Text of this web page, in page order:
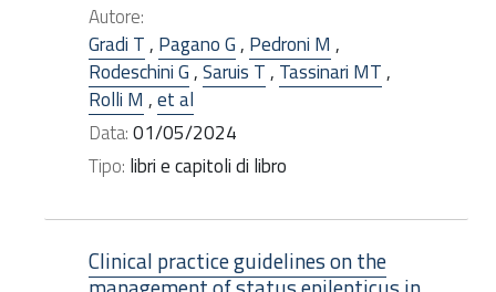
Autore:
Gradi T, Pagano G, Pedroni M ,
Rodeschini G,Saruis T, Tassinari MT,
Rolli M ,et al
Data:01/05/2024
Tipo: libri e capitoli di libro
Clinical practice guidelines on the